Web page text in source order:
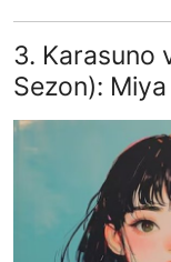
3. Karasuno
Sezon):